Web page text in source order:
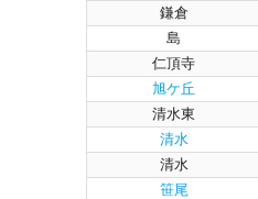
鎌倉
島
仁頂寺
旭ケ丘
清水東
清水
清水
笹尾